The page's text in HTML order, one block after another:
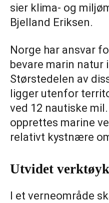
sier klima- og
Bjelland Eriksen.
Norge har ansvar
bevare marin natur
Størstedelen av
ligger utenfor
ved 12 nautiske
opprettes marine
relativt kystnære
Utvidet
I et verneområde